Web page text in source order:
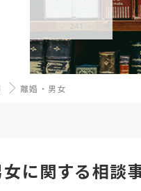
離婚・男女
に関する相談